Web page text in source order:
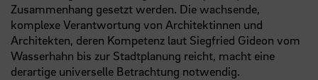
Zusammenhang gesetzt werden. Die wachsende,
komplexe Verantwortung von Architektinnen und
Architekten, deren Kompetenz laut Siegfried Gideon vom
Wasserhahn bis zur Stadtplanung reicht, macht eine
derartige universelle Betrachtung notwendig.